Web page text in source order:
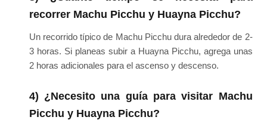
recorrer Machu Picchu y Huayna Picchu?
Un recorrido típico de Machu Picchu dura alrededor de 2-
3 horas. Si planeas subir a Huayna Picchu, agrega unas
2 horas adicionales para el ascenso y descenso.
4) ¿Necesito una guía para visitar Machu
Picchu y Huayna Picchu?